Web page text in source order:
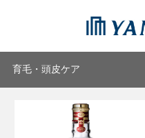
育毛・頭皮ケア